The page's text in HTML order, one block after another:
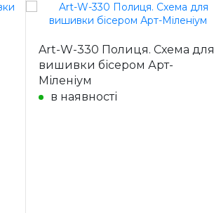
Art-W-330 Полиця. Схема для
вишивки бісером Арт-
Міленіум
в наявності